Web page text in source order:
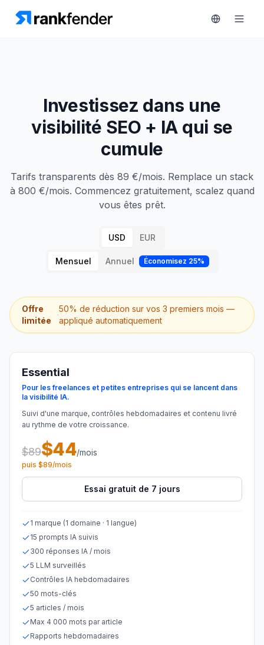
Plateforme
SURVEILLEZ
RAIVE
Intelligence
AGISSEZ
Content
Assistant
Intégrations
ANALYSEZ
Rapports &
Analytiques
Solutions
Outils
gratuits
Free TrialInvestissez dans une
visibilité SEO + IA qui se
cumule
Tarifs transparents dès 89 €/mois. Remplace un stack
à 800 €/mois. Commencez gratuitement, scalez quand
vous êtes prêt.
USD EUR
Mensuel Annuel Économisez 25%
Offre
limitée
·
50% de réduction sur vos 3 premiers mois —
appliqué automatiquement
Essential
Pour les freelances et petites entreprises qui se lancent dans
la visibilité IA.
Suivi d'une marque, contrôles hebdomadaires et contenu livré
au rythme de votre croissance.
$89$44/mois
puis $89/mois
Essai gratuit de 7 jours
1 marque (1 domaine · 1 langue)
15 prompts IA suivis
300 réponses IA / mois
5 LLM surveillés
Contrôles IA hebdomadaires
50 mots-clés
5 articles / mois
Max 4 000 mots par article
Rapports hebdomadaires